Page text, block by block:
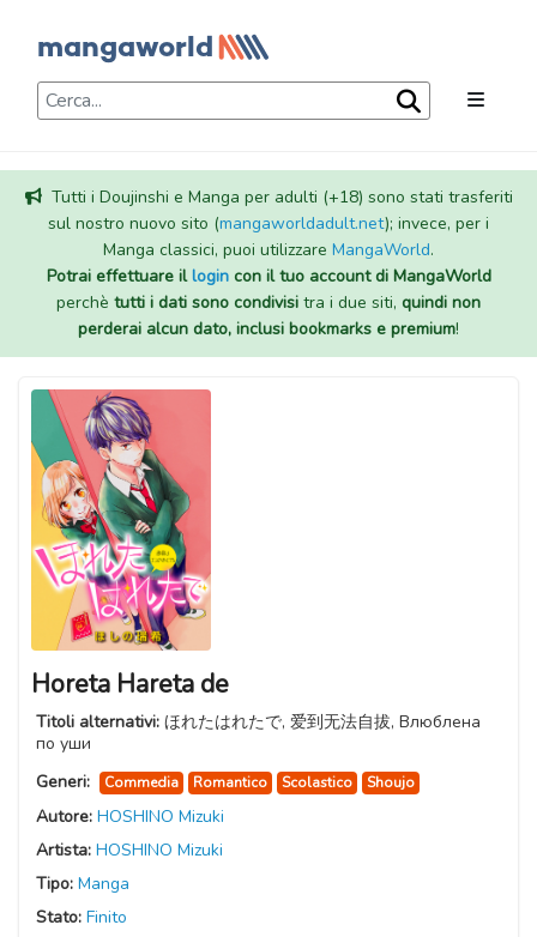
Tutti i Doujinshi e Manga per adulti (+18) sono stati trasferiti
sul nostro nuovo sito (mangaworldadult.net); invece, per i
Manga classici, puoi utilizzare MangaWorld.
Potrai effettuare illogincon il tuo account di MangaWorld
perchè tutti i dati sono condivisi tra i due siti, quindi non
perderai alcun dato, inclusi bookmarks e premium!
Horeta Hareta de
Titoli alternativi: ほれたはれたで, 爱到无法自拔, Влюблена
по уши
Generi:
Commedia Romantico Scolastico Shoujo
Autore: HOSHINO Mizuki
Artista: HOSHINO Mizuki
Tipo: Manga
Stato: Finito